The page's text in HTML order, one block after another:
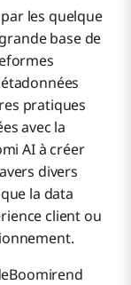
les quelque
base de
pratiques
avec la
AI à créer
divers
la data
client ou